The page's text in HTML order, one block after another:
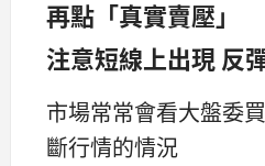
再點「真實賣壓」
注意短線上出現 反
市場常常會看大盤委
斷行情的情況